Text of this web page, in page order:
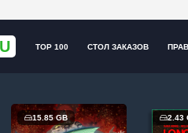
TOP 100 СТОЛ ЗАКАЗОВ
15.85 GB 2.43